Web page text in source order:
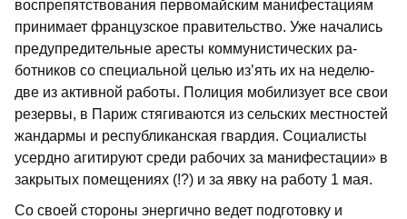
воспрепятствования первомайским манифестациям
принимает французское правительство. Уже начались
предупре­дительные аресты коммунистических ра­
ботников со специальной целью из’ять их на неделю-
две из активной работы. По­лиция мобилизует все свои
резервы, в Париж стягиваются из сельских местно­стей
жандармы и республиканская гвар­дия. Социалисты
усердно агитируют среди рабочих за манифестации» в
за­крытых помещениях (!?) и за явку на работу 1 мая.
Со своей стороны энергично ведет под­готовку и